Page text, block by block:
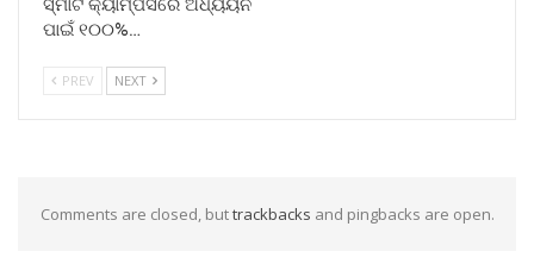
ସ୍ମାର୍ଟ କ୍ୟାମ୍ପସରେ ଅଧ୍ୟୟନ
ପାଇଁ ୧୦୦%…
PREV NEXT
Comments are closed, buttrackbacks and pingbacks are open.